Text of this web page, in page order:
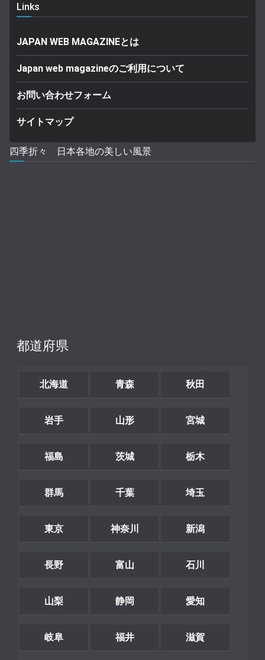
Links
JAPAN WEB MAGAZINEとは
Japan web magazineのご利用について
お問い合わせフォーム
サイトマップ
四季折々 日本各地の美しい風景
都道府県
北海道 青森 秋田
岩手 山形 宮城
福島 茨城 栃木
群馬 千葉 埼玉
東京 神奈川 新潟
長野 富山 石川
山梨 静岡 愛知
岐阜 福井 滋賀